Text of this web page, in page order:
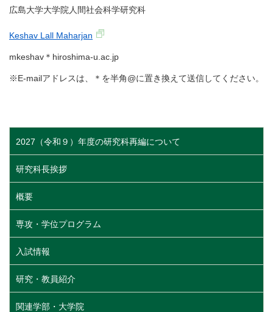
広島大学大学院人間社会科学研究科
Keshav Lall Maharjan
mkeshav ＊hiroshima-u.ac.jp
※E-mailアドレスは、＊を半角@に置き換えて送信してください。
2027（令和９）年度の研究科再編について
研究科長挨拶
概要
専攻・学位プログラム
入試情報
研究・教員紹介
関連学部・大学院